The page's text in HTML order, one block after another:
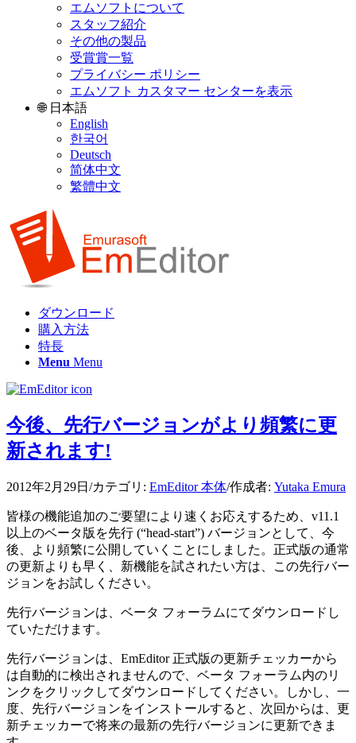
エムソフトについて
スタッフ紹介
その他の製品
受賞賞一覧
プライバシー ポリシー
エムソフト カスタマー センターを表示
🌐 日本語
English
한국어
Deutsch
简体中文
繁體中文
ダウンロード
購入方法
特長
Menu Menu
今後、先行バージョンがより頻繁に更
新されます!
2012年2月29日 /カテゴリ: EmEditor 本体/作成者: Yutaka Emura
皆様の機能追加のご要望により速くお応えするため、v11.1
以上のベータ版を先行 (“head-start”) バージョンとして、今
後、より頻繁に公開していくことにしました。正式版の通常
の更新よりも早く、新機能を試されたい方は、この先行バー
ジョンをお試しください。
先行バージョンは、ベータ フォーラムにてダウンロードし
ていただけます。
先行バージョンは、EmEditor 正式版の更新チェッカーから
は自動的に検出されませんので、ベータ フォーラム内のリ
ンクをクリックしてダウンロードしてください。しかし、一
度、先行バージョンをインストールすると、次回からは、更
新チェッカーで将来の最新の先行バージョンに更新できま